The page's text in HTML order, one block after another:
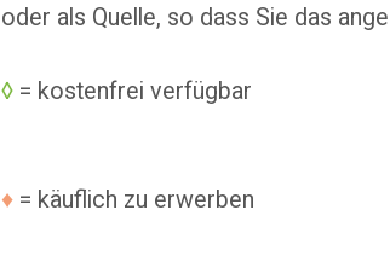
oder als Quelle, so dass Sie das
◊= kostenfrei verfügbar
♦= käuflich zu erwerben